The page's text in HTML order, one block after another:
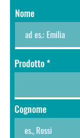
Nome
Prodotto
Cognome